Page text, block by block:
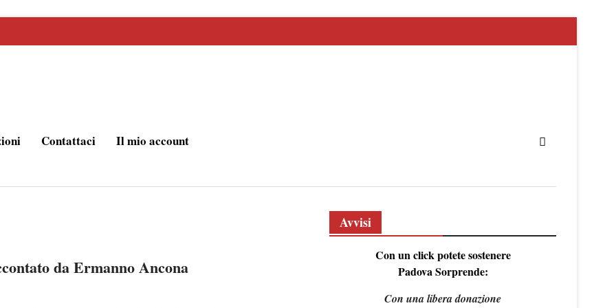
Contattaci Il mio account
da Ermanno Ancona
Avvisi
Con un click potete sostenere
Padova Sorprende:
Con una libera donazione